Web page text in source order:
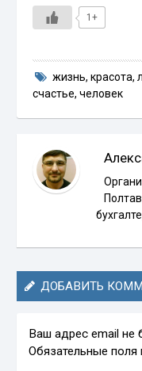
1+
жизнь, красота,
счастье,человек
ДОБАВИТЬ
Ваш адрес email не
Обязательные